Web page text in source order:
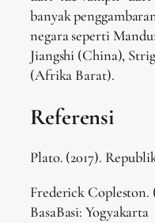
banyak
negara seperti
Jiangshi (China),
(Afrika Barat).
Referensi
Plato. (2017).
Frederick Copleston.
BasaBasi: Yogyakarta